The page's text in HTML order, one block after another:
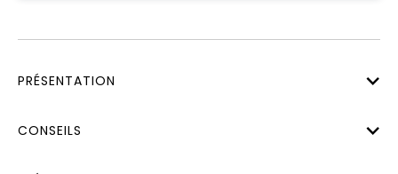
PRÉSENTATION
CONSEILS